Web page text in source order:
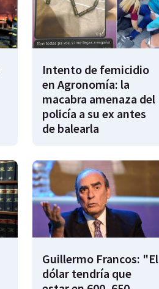
Intento de femicidio
en Agronomía: la
macabra amenaza del
policía a su ex antes
de balearla
Guillermo Francos: "El
dólar tendría que